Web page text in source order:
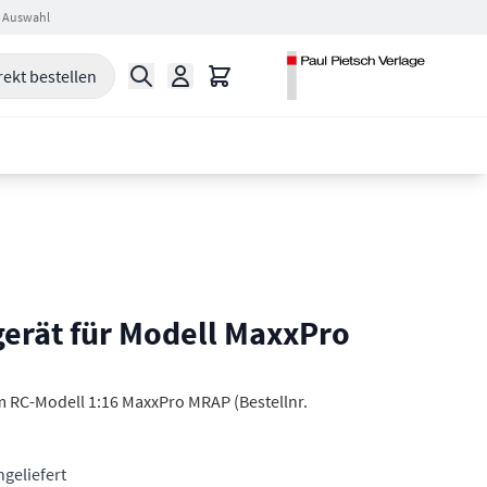
Auswahl
bestellen Suche Warenkorb
für Modell MaxxPro
Modell 1:16 MaxxPro MRAP (Bestellnr.